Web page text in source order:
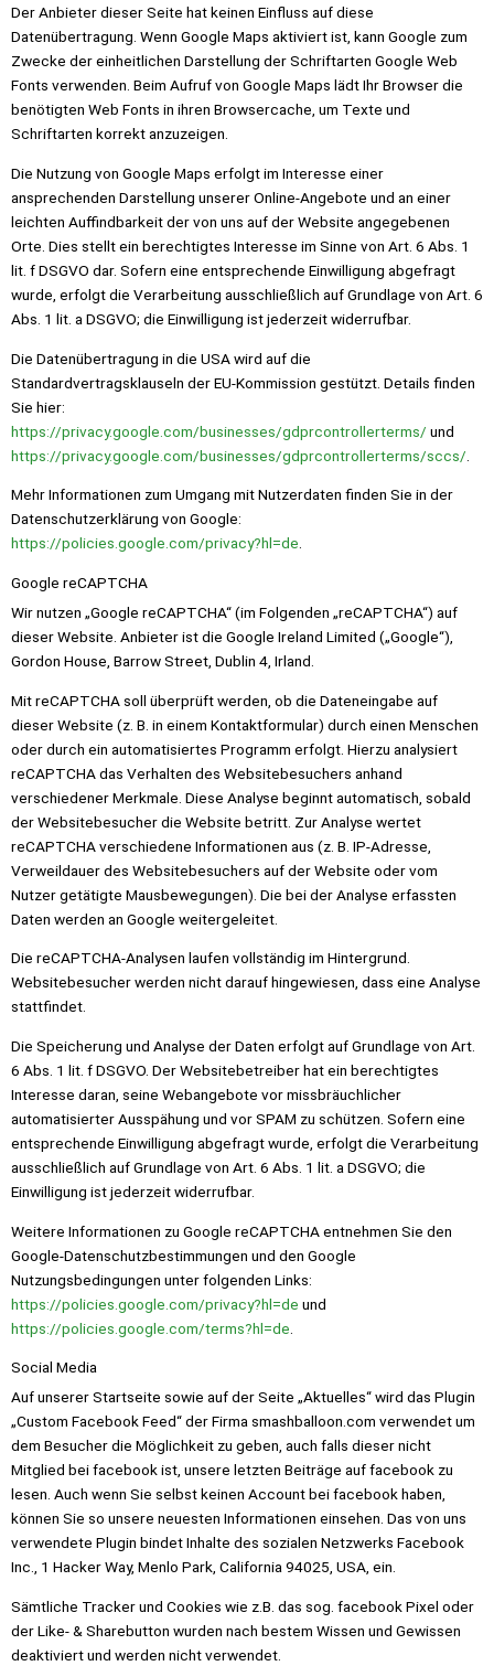
Der Anbieter dieser Seite hat keinen Einfluss auf diese
Datenübertragung. Wenn Google Maps aktiviert ist, kann Google zum
Zwecke der einheitlichen Darstellung der Schriftarten Google Web
Fonts verwenden. Beim Aufruf von Google Maps lädt Ihr Browser die
benötigten Web Fonts in ihren Browsercache, um Texte und
Schriftarten korrekt anzuzeigen.
Die Nutzung von Google Maps erfolgt im Interesse einer
ansprechenden Darstellung unserer Online-Angebote und an einer
leichten Auffindbarkeit der von uns auf der Website angegebenen
Orte. Dies stellt ein berechtigtes Interesse im Sinne von Art. 6 Abs. 1
lit. f DSGVO dar. Sofern eine entsprechende Einwilligung abgefragt
wurde, erfolgt die Verarbeitung ausschließlich auf Grundlage von Art. 6
Abs. 1 lit. a DSGVO; die Einwilligung ist jederzeit widerrufbar.
Die Datenübertragung in die USA wird auf die
Standardvertragsklauseln der EU-Kommission gestützt. Details finden
Sie hier:
https://privacy.google.com/businesses/gdprcontrollerterms/ und
https://privacy.google.com/businesses/gdprcontrollerterms/sccs/
Mehr Informationen zum Umgang mit Nutzerdaten finden Sie in der
Datenschutzerklärung von Google:
https://policies.google.com/privacy?hl=de.
Google reCAPTCHA
Wir nutzen „Google reCAPTCHA“ (im Folgenden „reCAPTCHA“) auf
dieser Website. Anbieter ist die Google Ireland Limited („Google“),
Gordon House, Barrow Street, Dublin 4, Irland.
Mit reCAPTCHA soll überprüft werden, ob die Dateneingabe auf
dieser Website (z. B. in einem Kontaktformular) durch einen Menschen
oder durch ein automatisiertes Programm erfolgt. Hierzu analysiert
reCAPTCHA das Verhalten des Websitebesuchers anhand
verschiedener Merkmale. Diese Analyse beginnt automatisch, sobald
der Websitebesucher die Website betritt. Zur Analyse wertet
reCAPTCHA verschiedene Informationen aus (z. B. IP-Adresse,
Verweildauer des Websitebesuchers auf der Website oder vom
Nutzer getätigte Mausbewegungen). Die bei der Analyse erfassten
Daten werden an Google weitergeleitet.
Die reCAPTCHA-Analysen laufen vollständig im Hintergrund.
Websitebesucher werden nicht darauf hingewiesen, dass eine Analyse
stattfindet.
Die Speicherung und Analyse der Daten erfolgt auf Grundlage von Art.
6 Abs. 1 lit. f DSGVO. Der Websitebetreiber hat ein berechtigtes
Interesse daran, seine Webangebote vor missbräuchlicher
automatisierter Ausspähung und vor SPAM zu schützen. Sofern eine
entsprechende Einwilligung abgefragt wurde, erfolgt die Verarbeitung
ausschließlich auf Grundlage von Art. 6 Abs. 1 lit. a DSGVO; die
Einwilligung ist jederzeit widerrufbar.
Weitere Informationen zu Google reCAPTCHA entnehmen Sie den
Google-Datenschutzbestimmungen und den Google
Nutzungsbedingungen unter folgenden Links:
https://policies.google.com/privacy?hl=de und
https://policies.google.com/terms?hl=de
Social Media
Auf unserer Startseite sowie auf der Seite „Aktuelles“ wird das Plugin
„Custom Facebook Feed“ der Firma smashballoon.com verwendet um
dem Besucher die Möglichkeit zu geben, auch falls dieser nicht
Mitglied bei facebook ist, unsere letzten Beiträge auf facebook zu
lesen. Auch wenn Sie selbst keinen Account bei facebook haben,
können Sie so unsere neuesten Informationen einsehen. Das von uns
verwendete Plugin bindet Inhalte des sozialen Netzwerks Facebook
Inc., 1 Hacker Way, Menlo Park, California 94025, USA, ein.
Sämtliche Tracker und Cookies wie z.B. das sog. facebook Pixel oder
der Like- & Sharebutton wurden nach bestem Wissen und Gewissen
deaktiviert und werden nicht verwendet.